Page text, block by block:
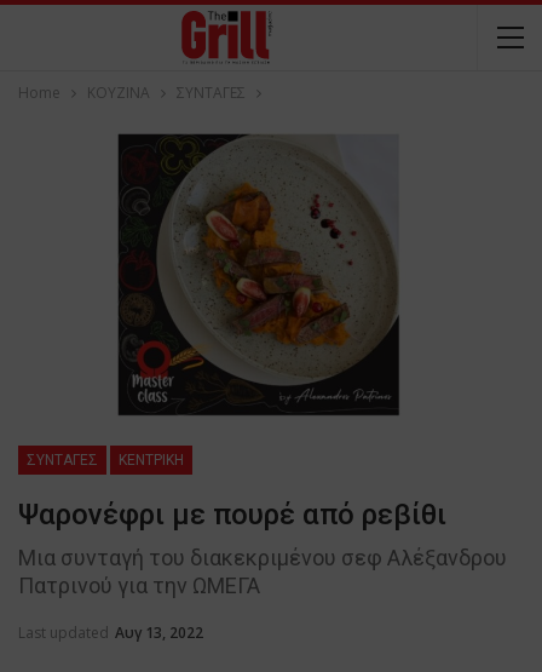
Home ΚΟΥΖΙΝΑ ΣΥΝΤΑΓΕΣ
ΣΥΝΤΑΓΕΣ ΚΕΝΤΡΙΚΗ
Ψαρονέφρι με πουρέ από ρεβίθι
Μια συνταγή του διακεκριμένου σεφ Αλέξανδρου
Πατρινού για την ΩΜΕΓΑ
Last updated Αυγ 13, 2022